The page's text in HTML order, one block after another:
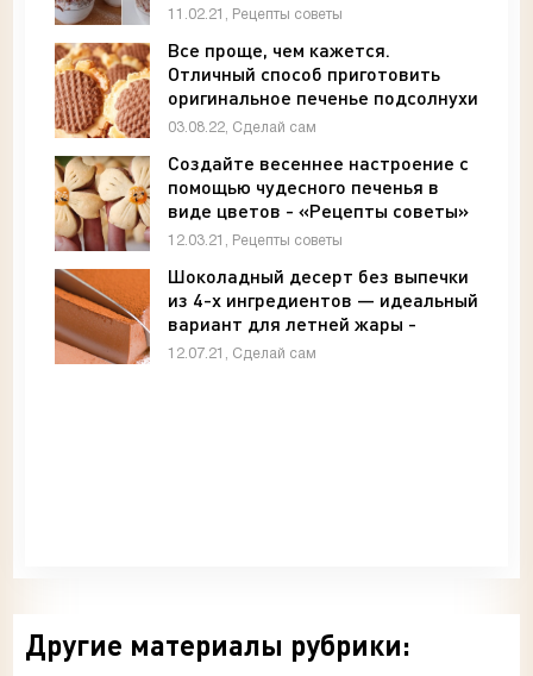
11.02.21, Рецепты советы
Все проще, чем кажется.
Отличный способ приготовить
оригинальное печенье подсолнухи
- «Своими руками»
03.08.22, Сделай сам
Создайте весеннее настроение с
помощью чудесного печенья в
виде цветов - «Рецепты советы»
12.03.21, Рецепты советы
Шоколадный десерт без выпечки
из 4-х ингредиентов — идеальный
вариант для летней жары -
«Своими руками»
12.07.21, Сделай сам
Другие материалы рубрики: